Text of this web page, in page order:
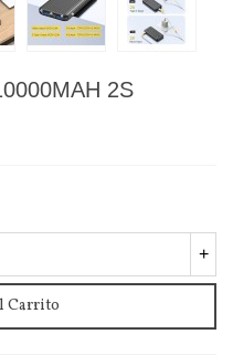
2S
+
Carrito